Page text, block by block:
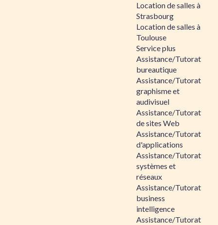
Location de salles à
Strasbourg
Location de salles à
Toulouse
Service plus
Assistance/Tutorat
bureautique
Assistance/Tutorat
graphisme et
audivisuel
Assistance/Tutorat
de sites Web
Assistance/Tutorat
d'applications
Assistance/Tutorat
systèmes et
réseaux
Assistance/Tutorat
business
intelligence
Assistance/Tutorat